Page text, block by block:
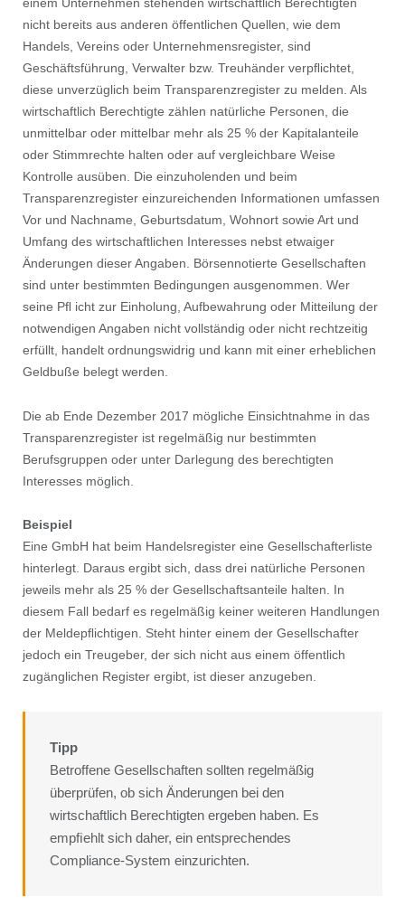
nicht bereits aus anderen öffentlichen Quellen, wie dem
Handels, Vereins oder Unternehmensregister, sind
Geschäftsführung, Verwalter bzw. Treuhänder verpﬂichtet,
diese unverzüglich beim Transparenzregister zu melden. Als
wirtschaftlich Berechtigte zählen natürliche Personen, die
unmittelbar oder mittelbar mehr als 25 % der Kapitalanteile
oder Stimmrechte halten oder auf vergleichbare Weise
Kontrolle ausüben. Die einzuholenden und beim
Transparenzregister einzureichenden Informationen umfassen
Vor und Nachname, Geburtsdatum, Wohnort sowie Art und
Umfang des wirtschaftlichen Interesses nebst etwaiger
Änderungen dieser Angaben. Börsennotierte Gesellschaften
sind unter bestimmten Bedingungen ausgenommen. Wer
seine Pﬂ icht zur Einholung, Aufbewahrung oder Mitteilung der
notwendigen Angaben nicht vollständig oder nicht rechtzeitig
erfüllt, handelt ordnungswidrig und kann mit einer erheblichen
Geldbuße belegt werden.
Die ab Ende Dezember 2017 mögliche Einsichtnahme in das
Transparenzregister ist regelmäßig nur bestimmten
Berufsgruppen oder unter Darlegung des berechtigten
Interesses möglich.
Beispiel
Eine GmbH hat beim Handelsregister eine Gesellschafterliste
hinterlegt. Daraus ergibt sich, dass drei natürliche Personen
jeweils mehr als 25 % der Gesellschaftsanteile halten. In
diesem Fall bedarf es regelmäßig keiner weiteren Handlungen
der Meldepﬂichtigen. Steht hinter einem der Gesellschafter
jedoch ein Treugeber, der sich nicht aus einem öffentlich
zugänglichen Register ergibt, ist dieser anzugeben.
Tipp
Betroffene Gesellschaften sollten regelmäßig
überprüfen, ob sich Änderungen bei den
wirtschaftlich Berechtigten ergeben haben. Es
empﬁehlt sich daher, ein entsprechendes
Compliance-System einzurichten.